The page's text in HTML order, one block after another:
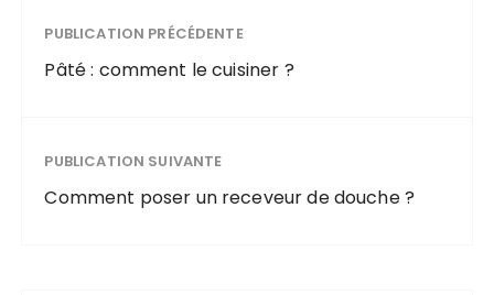
PUBLICATION PRÉCÉDENTE
Pâté : comment le cuisiner ?
PUBLICATION SUIVANTE
Comment poser un receveur de douche ?